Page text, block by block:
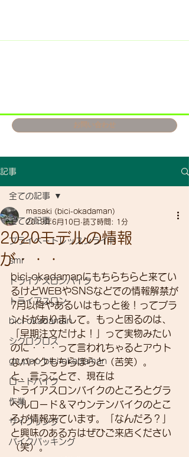
お問い合わせ
記事
全ての記事
プライベートレッスンライド
smr
トライアスロンバイク
トライアスロン
bici-okadaman
シクロクロス
gruppo bici-okadaman
ロードバイク
作業
サイクリング
バイクパッキング
全ての記事
2020モデルの情報
が・・・
masaki (bici-okadaman)
2019年6月10日 読了時間: 1分
bici-okadamanにもちらちらと来てい
るけどWEBやSNSなどでの情報解禁が
7月以降やあるいはもっと後！ってブラ
ンドがありまして。もっと困るのは、
「早期注文だけよ！」って実物みたい
のに・・・って言われちゃるとアウト
なバイクもちらほらと（苦笑）。
と、言うことで、現在は
トライアスロンバイクのところとグラ
ベルロード＆マウンテンバイクのとこ
ろが情報来ています。「なんだろ？」
と興味のある方はぜひご来店ください
（笑）。